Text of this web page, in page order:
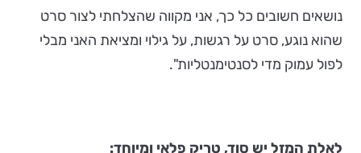
נושאים חשובים כל כך, אני מקווה שהצלחתי לצור סרט
שהוא נוגע, סרט על רגשות, על גילוי ומציאת האני מבלי
לפול עמוק מדי לסנטימנטליות".
לאלת המזל יש סוד, טריק פלאי ומיוחד: